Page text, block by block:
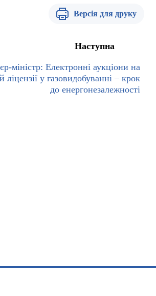
Версія для друку
Наступна
міністр: Електронні аукціони на
ліцензії у газовидобуванні – крок
до енергонезалежності